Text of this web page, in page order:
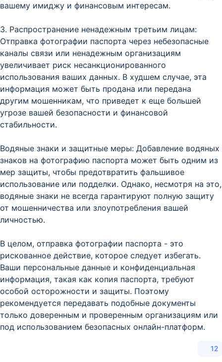
вашему имиджу и финансовым интересам.
3. Распространение ненадежным третьим лицам:
Отправка фотографии паспорта через небезопасные
каналы связи или ненадежным организациям
увеличивает риск несанкционированного
использования ваших данных. В худшем случае, эта
информация может быть продана или передана
другим мошенникам, что приведет к еще большей
угрозе вашей безопасности и финансовой
стабильности.
Водяные знаки и защитные меры: Добавление водяных
знаков на фотографию паспорта может быть одним из
мер защиты, чтобы предотвратить фальшивое
использование или подделки. Однако, несмотря на это,
водяные знаки не всегда гарантируют полную защиту
от мошенничества или злоупотребления вашей
личностью.
В целом, отправка фотографии паспорта - это
рискованное действие, которое следует избегать.
Ваши персональные данные и конфиденциальная
информация, такая как копия паспорта, требуют
особой осторожности и защиты. Поэтому
рекомендуется передавать подобные документы
только доверенным и проверенным организациям или
под использованием безопасных онлайн-платформ.
12